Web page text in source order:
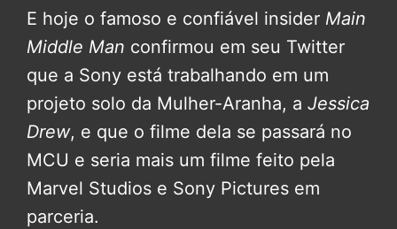
E hoje o famoso e confiável insider Main
Middle Man confirmou em seu Twitter
que a Sony está trabalhando em um
projeto solo da Mulher-Aranha, a Jessica
Drew, e que o filme dela se passará no
MCU e seria mais um filme feito pela
Marvel Studios e Sony Pictures em
parceria.